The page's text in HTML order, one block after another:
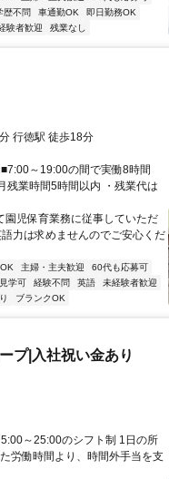
歴不問 車通勤OK
即日勤務OK
験者歓迎 残業なし
行徳駅 徒歩18分
～19:00の間で実働8時間
残業時間5時間以内 ・残業代は
園児保育業務に従事していただ
力は求めませんのでご安心くだ
主婦・主夫歓迎
60代も応募可
学可 経験不問 英語
未経験者歓迎
ブランクOK
プ|入社祝い金あり
～25:00のシフト制 1日の所
労働時間より、時間外手当を支